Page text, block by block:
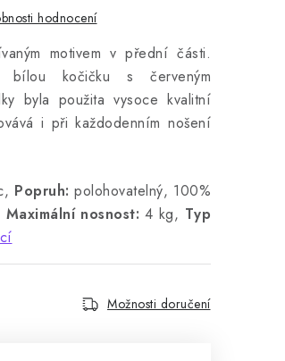
hodnocení
motivem v přední části.
bílou kočičku s červeným
byla použita vysoce kvalitní
i při každodenním nošení
Popruh: polohovatelný, 100%
Maximální nosnost: 4 kg, Typ
Možnosti doručení